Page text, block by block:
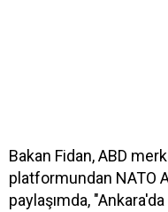
Bakan Fidan, ABD
platformundan NATO
paylaşımda,